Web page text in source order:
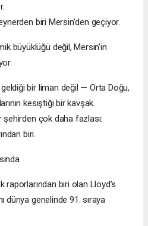
biri Mersin’den geçiyor.
büyüklüğü değil, Mersin’in
bir liman değil — Orta Doğu,
kesiştiği bir kavşak.
şehirden çok daha fazlası:
biri.
raporlarından biri olan Lloyd’s
dünya genelinde 91. sıraya